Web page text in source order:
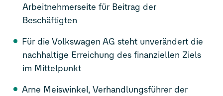
Arbeitnehmerseite für Beitrag der
Beschäftigten
Für die Volkswagen AG steht unverändert die
nachhaltige Erreichung des finanziellen Ziels
im Mittelpunkt
Arne Meiswinkel, Verhandlungsführer der